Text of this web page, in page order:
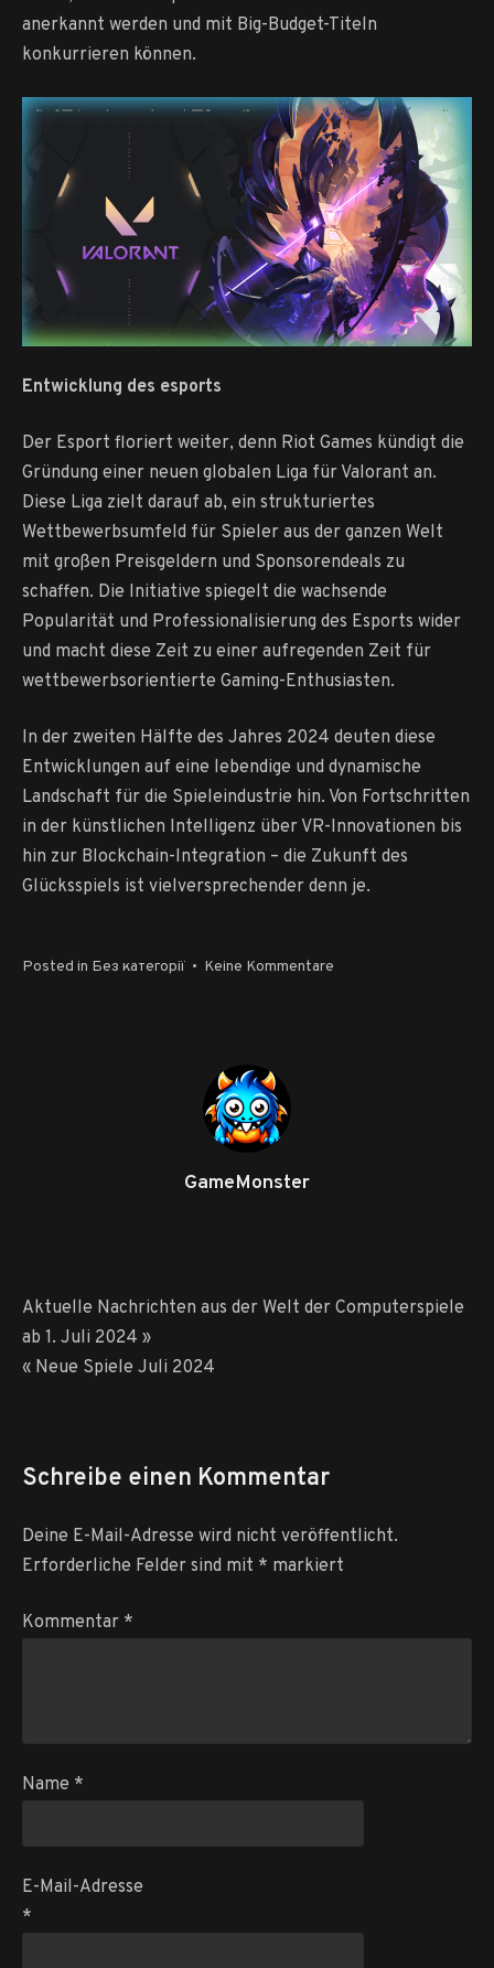
anerkannt werden und mit Big-Budget-Titeln
konkurrieren können.
Entwicklung des esports
Der Esport floriert weiter, denn Riot Games kündigt die
Gründung einer neuen globalen Liga für Valorant an.
Diese Liga zielt darauf ab, ein strukturiertes
Wettbewerbsumfeld für Spieler aus der ganzen Welt
mit großen Preisgeldern und Sponsorendeals zu
schaffen. Die Initiative spiegelt die wachsende
Popularität und Professionalisierung des Esports wider
und macht diese Zeit zu einer aufregenden Zeit für
wettbewerbsorientierte Gaming-Enthusiasten.
In der zweiten Hälfte des Jahres 2024 deuten diese
Entwicklungen auf eine lebendige und dynamische
Landschaft für die Spieleindustrie hin. Von Fortschritten
in der künstlichen Intelligenz über VR-Innovationen bis
hin zur Blockchain-Integration – die Zukunft des
Glücksspiels ist vielversprechender denn je.
Posted in Без категорії • Keine Kommentare
GameMonster
Beitragsnavigation
Aktuelle Nachrichten aus der Welt der Computerspiele
ab 1. Juli 2024 »
« Neue Spiele Juli 2024
Schreibe einen Kommentar
Deine E-Mail-Adresse wird nicht veröffentlicht.
Erforderliche Felder sind mit * markiert
Kommentar *
Name *
E-Mail-Adresse
*